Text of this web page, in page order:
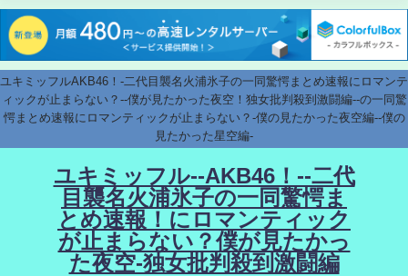
ユキミッフルAKB46！-二代目襲名火浦氷子の一同驚愕まとめ速報にロマンテ
ィックが止まらない？--僕が見たかった夜空！独女批判殺到激闘編--の一同驚
愕まとめ速報にロマンティックが止まらない？-僕の見たかった夜空編--僕の
見たかった星空編-
ユキミッフル--AKB46！--二代
目襲名火浦氷子の一同驚愕ま
とめ速報！にロマンティック
が止まらない？僕が見たかっ
た夜空-独女批判殺到激闘編